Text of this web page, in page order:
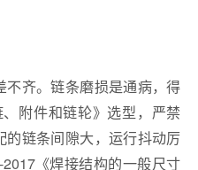
齐。链条磨损是通病，得
附件和链轮》选型，严禁
链条间隙大，运行抖动厉
《焊接结构的一般尺寸